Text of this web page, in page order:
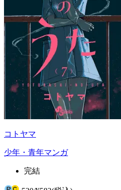
コトヤマ
少年・青年マンガ
完結